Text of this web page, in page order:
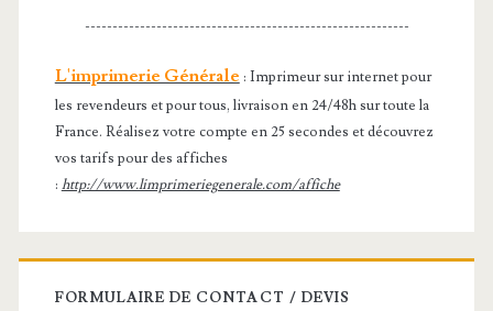
-----------------------------------------------------------
L'imprimerie Générale : Imprimeur sur internet pour
les revendeurs et pour tous, livraison en 24/48h sur toute la
France. Réalisez votre compte en 25 secondes et découvrez
vos tarifs pour des affiches
: http://www.limprimeriegenerale.com/affiche
FORMULAIRE DE CONTACT / DEVIS